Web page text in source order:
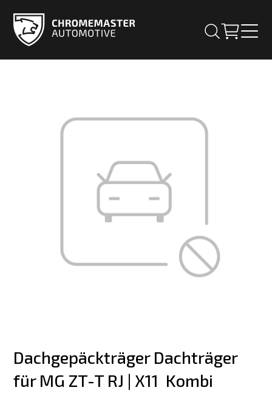
Dachgepäckträger Dachträger
für MG ZT-T RJ | X11  Kombi